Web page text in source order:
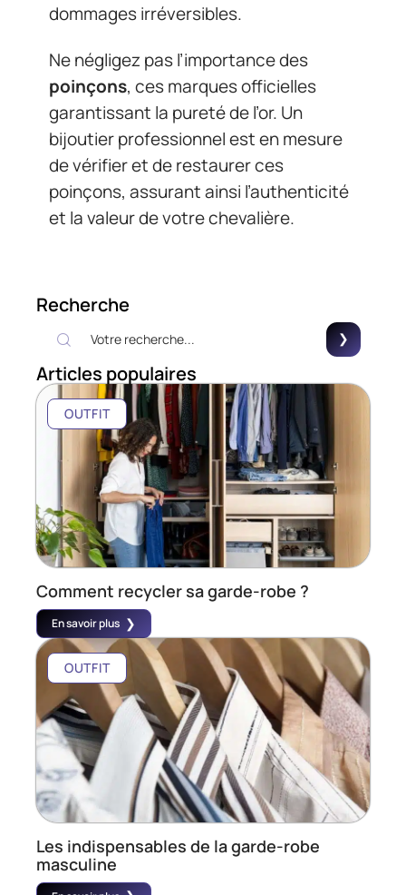
dommages irréversibles.
Ne négligez pas l’importance des
poinçons, ces marques officielles
garantissant la pureté de l’or. Un
bijoutier professionnel est en mesure
de vérifier et de restaurer ces
poinçons, assurant ainsi l’authenticité
et la valeur de votre chevalière.
Recherche
Articles populaires
OUTFIT
Comment recycler sa garde-robe ?
En savoir plus
OUTFIT
Les indispensables de la garde-robe
masculine